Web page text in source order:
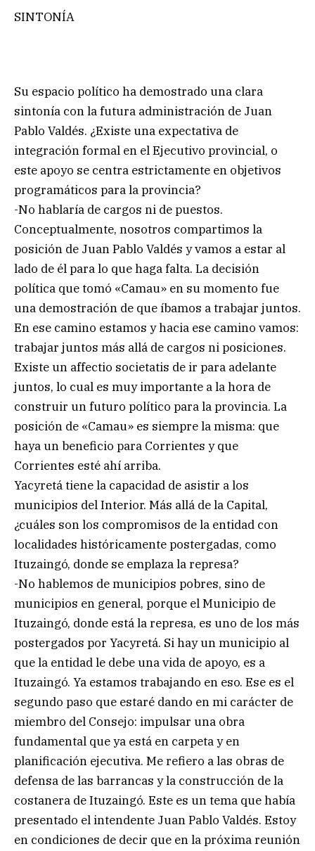
SINTONÍA
Su espacio político ha demostrado una clara
sintonía con la futura administración de Juan
Pablo Valdés. ¿Existe una expectativa de
integración formal en el Ejecutivo provincial, o
este apoyo se centra estrictamente en objetivos
programáticos para la provincia?
-No hablaría de cargos ni de puestos.
Conceptualmente, nosotros compartimos la
posición de Juan Pablo Valdés y vamos a estar al
lado de él para lo que haga falta. La decisión
política que tomó «Camau» en su momento fue
una demostración de que íbamos a trabajar juntos.
En ese camino estamos y hacia ese camino vamos:
trabajar juntos más allá de cargos ni posiciones.
Existe un affectio societatis de ir para adelante
juntos, lo cual es muy importante a la hora de
construir un futuro político para la provincia. La
posición de «Camau» es siempre la misma: que
haya un beneficio para Corrientes y que
Corrientes esté ahí arriba.
Yacyretá tiene la capacidad de asistir a los
municipios del Interior. Más allá de la Capital,
¿cuáles son los compromisos de la entidad con
localidades históricamente postergadas, como
Ituzaingó, donde se emplaza la represa?
-No hablemos de municipios pobres, sino de
municipios en general, porque el Municipio de
Ituzaingó, donde está la represa, es uno de los más
postergados por Yacyretá. Si hay un municipio al
que la entidad le debe una vida de apoyo, es a
Ituzaingó. Ya estamos trabajando en eso. Ese es el
segundo paso que estaré dando en mi carácter de
miembro del Consejo: impulsar una obra
fundamental que ya está en carpeta y en
planificación ejecutiva. Me refiero a las obras de
defensa de las barrancas y la construcción de la
costanera de Ituzaingó. Este es un tema que había
presentado el intendente Juan Pablo Valdés. Estoy
en condiciones de decir que en la próxima reunión